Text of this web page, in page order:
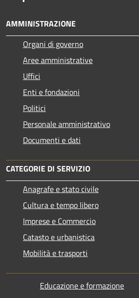
AMMINISTRAZIONE
Organi di governo
Aree amministrative
Uffici
Enti e fondazioni
Politici
Personale amministrativo
Documenti e dati
CATEGORIE DI SERVIZIO
Anagrafe e stato civile
Cultura e tempo libero
Imprese e Commercio
Catasto e urbanistica
Mobilità e trasporti
Educazione e formazione